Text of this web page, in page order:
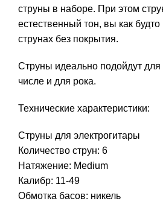
струны в наборе. При этом
естественный тон, вы как
струнах без покрытия.
Струны идеально подойдут
числе и для рока.
Технические характеристики:
Струны для электрогитары
Количество струн: 6
Натяжение: Medium
Калибр: 11-49
Обмотка басов: никель